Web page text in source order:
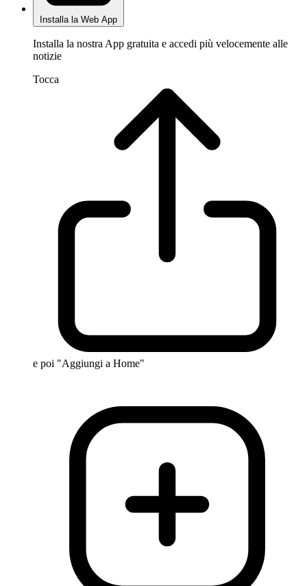
Installa la Web App
Installa la nostra App gratuita e accedi più velocemente alle
notizie
Tocca
e poi "Aggiungi a Home"